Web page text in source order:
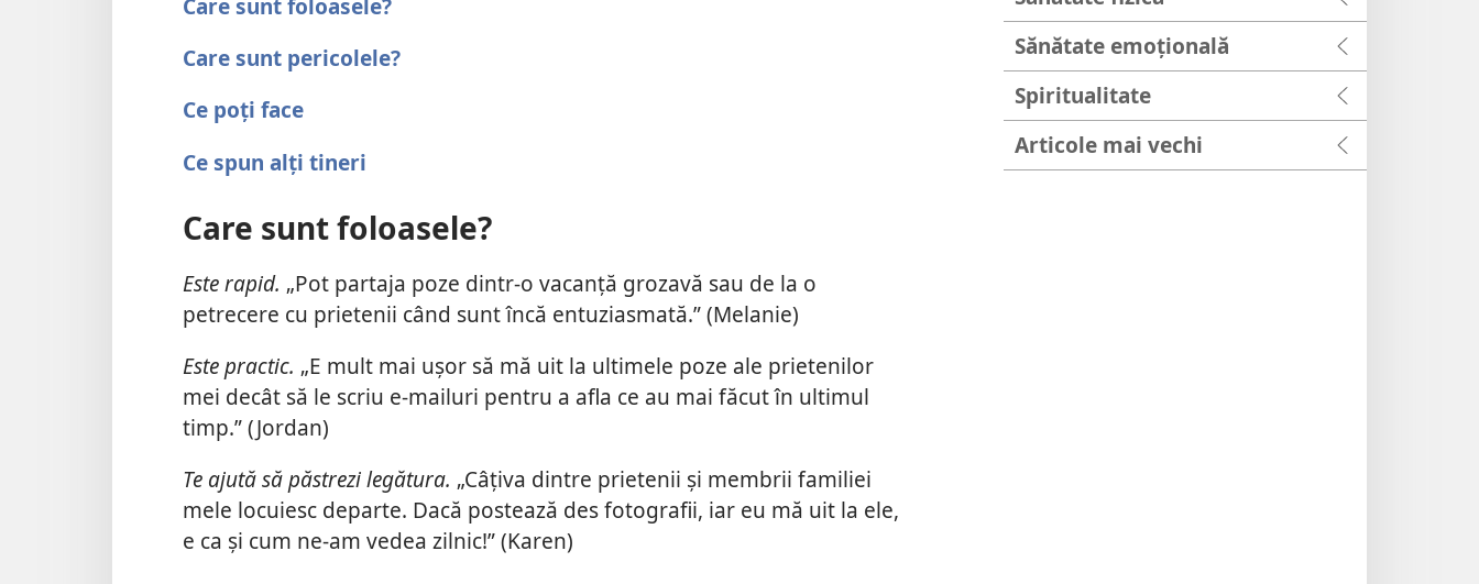
Care sunt pericolele?
Ce poți face
Ce spun alți tineri
Care sunt foloasele?
Este rapid. „Pot partaja poze dintr-o vacanță grozavă sau de la o
petrecere cu prietenii când sunt încă entuziasmată.” (Melanie)
Este practic. „E mult mai ușor să mă uit la ultimele poze ale prietenilor
mei decât să le scriu e-mailuri pentru a afla ce au mai făcut în ultimul
timp.” (Jordan)
Te ajută să păstrezi legătura. „Câțiva dintre prietenii și membrii familiei
mele locuiesc departe. Dacă postează des fotografii, iar eu mă uit la ele,
e ca și cum ne-am vedea zilnic!” (Karen)
Sănătate emoțională
Spiritualitate
Articole mai vechi